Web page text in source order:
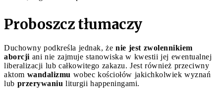
Proboszcz tłumaczy
Duchowny podkreśla jednak, że nie jest zwolennikiem
aborcji ani nie zajmuje stanowiska w kwestii jej ewentualnej
liberalizacji lub całkowitego zakazu. Jest również przeciwny
aktom wandalizmu wobec kościołów jakichkolwiek wyznań
lub przerywaniu liturgii happeningami.